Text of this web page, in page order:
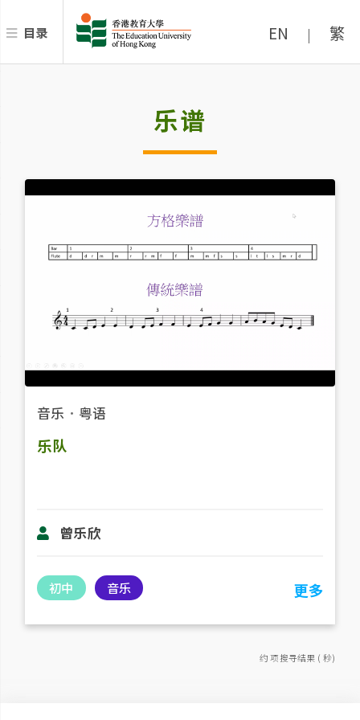
目录 EN | 繁
乐谱
音乐 ． 粤语
乐队
曾乐欣
初中 音乐 更多
约 项搜寻结果 ( 秒)